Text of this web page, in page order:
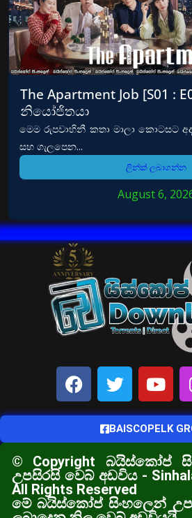
The Apartment Job [S01
නියෝජිතයා
මෙම රුපවාහිනී කතා මාලා කොටසට
සහ ගැලපෙන...
ලින්ක් ලබාගන්න
August 6,
BAISCOPELK
© Copyright බයිස්කෝප්
උපසිරසි වෙබ් අඩවිය -
All Rights Reserved
මේ බයිස්කෝප් සිංහලෙන්